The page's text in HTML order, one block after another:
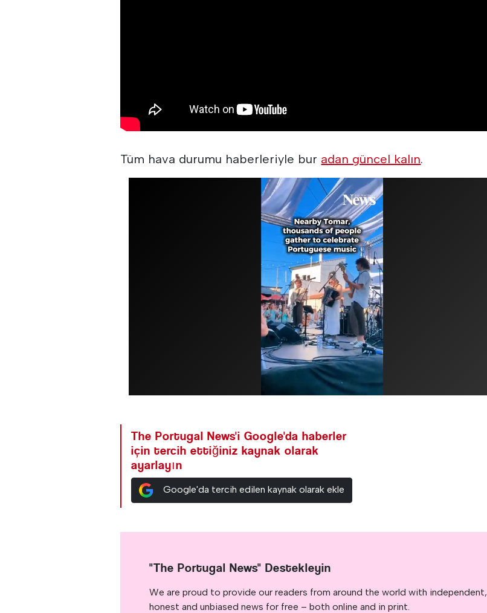
Tüm hava durumu haberleriyle bur adan güncel kalın.
The Portugal News'i Google'da haberler
için tercih ettiğiniz kaynak olarak
ayarlayın
Google'da tercih edilen kaynak olarak ekle
"The Portugal News" Destekleyin
We are proud to provide our readers from around the world with independent,
honest and unbiased news for free – both online and in print.